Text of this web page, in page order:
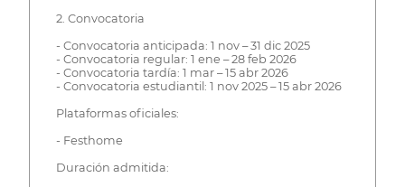
2. Convocatoria
- Convocatoria anticipada: 1 nov – 31 dic 2025
- Convocatoria regular: 1 ene – 28 feb 2026
- Convocatoria tardía: 1 mar – 15 abr 2026
- Convocatoria estudiantil: 1 nov 2025 – 15 abr 2026
Plataformas oficiales:
- Festhome
Duración admitida: